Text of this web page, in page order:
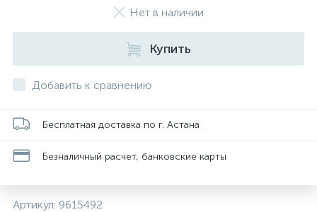
Нет в наличии
Купить
Добавить к сравнению
Бесплатная доставка по г. Астана
Безналичный расчет, банковские карты
Артикул: 9615492